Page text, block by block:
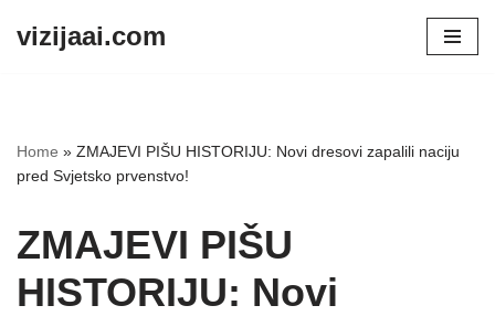
vizijaai.com
Home » ZMAJEVI PIŠU HISTORIJU: Novi dresovi zapalili naciju
pred Svjetsko prvenstvo!
ZMAJEVI PIŠU
HISTORIJU: Novi